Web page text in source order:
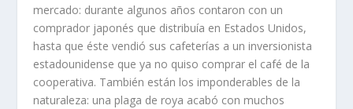
mercado: durante algunos años contaron con un
comprador japonés que distribuía en Estados Unidos,
hasta que éste vendió sus cafeterías a un inversionista
estadounidense que ya no quiso comprar el café de la
cooperativa. También están los imponderables de la
naturaleza: una plaga de roya acabó con muchos